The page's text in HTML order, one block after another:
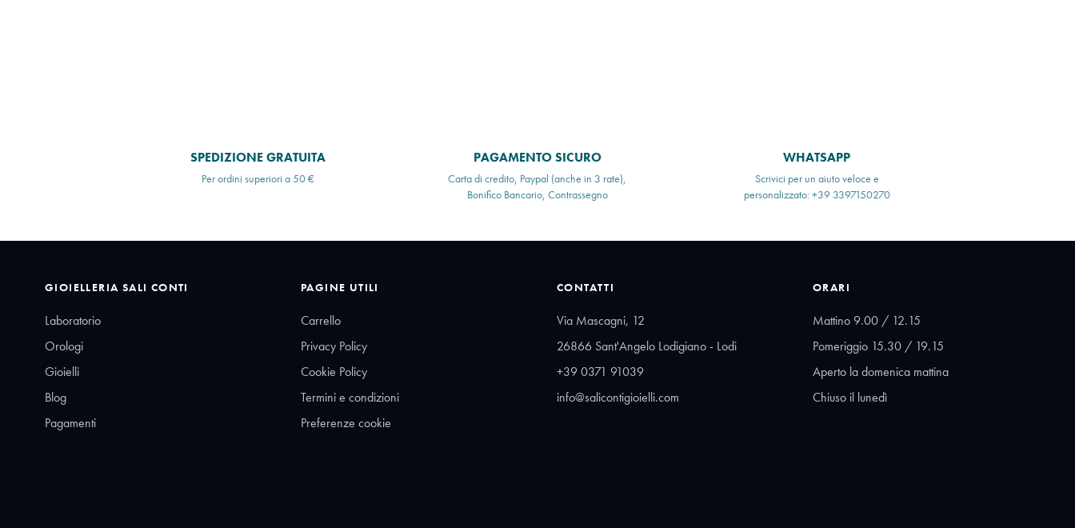
SPEDIZIONE GRATUITA
Per ordini superiori a 50 €
PAGAMENTO SICURO
Carta di credito, Paypal (anche in 3 rate),
Bonifico Bancario, Contrassegno
WHATSAPP
Scrivici per un aiuto veloce e
personalizzato: +39 3397150270
GIOIELLERIA SALI CONTI
Laboratorio
Orologi
Gioielli
Blog
Pagamenti
PAGINE UTILI
Carrello
Privacy Policy
Cookie Policy
Termini e condizioni
Preferenze cookie
CONTATTI
Via Mascagni, 12
26866 Sant'Angelo Lodigiano - Lodi
+39 0371 91039
info@salicontigioielli.com
ORARI
Mattino 9.00 / 12.15
Pomeriggio 15.30 / 19.15
Aperto la domenica mattina
Chiuso il lunedì